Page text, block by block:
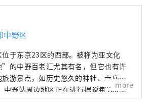
中野区
位于东京23区的西部。被称为亚文化
”的中野百老汇尤其有名，但它也有许
旅游景点，如历史悠久的神社、寺庙和
中野站周边地区正在进行据说每100年
再开发，在城镇发生变化的同时，中野
more